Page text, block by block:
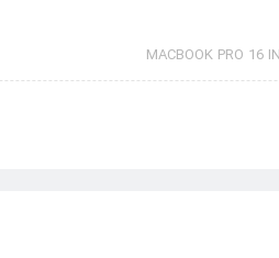
MACBOOK PRO 16